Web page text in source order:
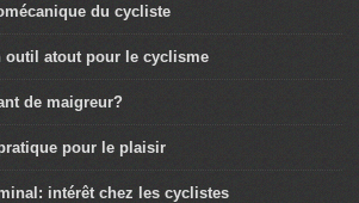
du cycliste
outil atout pour le cyclisme
de maigreur?
pour le plaisir
intérêt chez les cyclistes